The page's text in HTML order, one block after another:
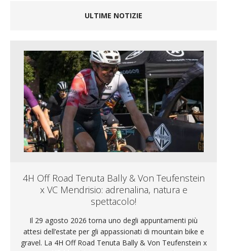
ULTIME NOTIZIE
4H Off Road Tenuta Bally & Von Teufenstein
x VC Mendrisio: adrenalina, natura e
spettacolo!
Il 29 agosto 2026 torna uno degli appuntamenti più
attesi dell’estate per gli appassionati di mountain bike e
gravel. La 4H Off Road Tenuta Bally & Von Teufenstein x